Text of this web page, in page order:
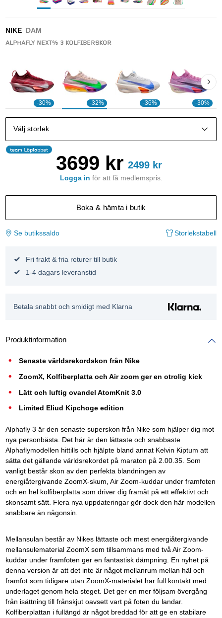
NIKE DAM
ALPHAFLY NEXT% 3 KOLFIBERSKOR
-30% -32% -36% -30%
Välj storlek
3699 kr
team Löplabbet
2499 kr
Logga in för att få medlemspris.
Boka & hämta i butik
Se butikssaldo Storlekstabell
Fri frakt & fria returer till butik
1-4 dagars leveranstid
Betala snabbt och smidigt med Klarna
Produktinformation
Senaste världsrekordskon från Nike
ZoomX, Kolfiberplatta och Air zoom ger en otrolig kick
Lätt och luftig ovandel AtomKnit 3.0
Limited Eliud Kipchoge edition
Alphafly 3 är den senaste superskon från Nike som hjälper dig mot
nya personbästa. Det här är den lättaste och snabbaste
Alphaflymodellen hittills och hjälpte bland annat Kelvin Kiptum att
sätta det gällande världsrekordet på maraton på 2.00.35. Som
vanligt består skon av den perfekta blandningen av
energiåtergivande ZoomX-skum, Air Zoom-kuddar under framfoten
och en hel kolfiberplatta som driver dig framåt på ett effektivt och
skonsamt sätt. Flera nya uppdateringar gör dock den här modellen
snabbare än någonsin.
Mellansulan består av Nikes lättaste och mest energiåtergivande
mellansulematerial ZoomX som tillsammans med två Air Zoom-
kuddar under framfoten ger en fantastisk dämpning. En nyhet på
denna version är att det inte är något mellanrum mellan häl och
framfot som tidigare utan ZoomX-materialet har full kontakt med
underlaget genom hela steget. Det ger en mer följsam övergång
från isättning till frånskjut oavsett vart på foten du landar.
Kolfiberplattan i fullängd är något breddad för att ge en stabilare